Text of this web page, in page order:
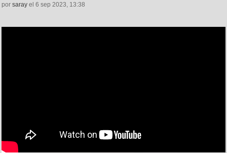
por saray el 6 sep 2023, 13:38